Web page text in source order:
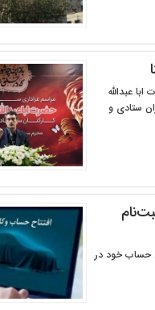
عبدالله
ستادی و
حساب خود در